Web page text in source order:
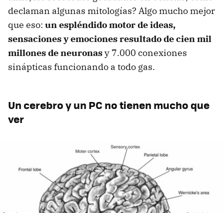
declaman algunas mitologías? Algo mucho mejor
que eso: un espléndido motor de ideas,
sensaciones y emociones resultado de cien mil
millones de neuronasy 7.000 conexiones
sinápticas funcionando a todo gas.
Un cerebro y un PC no tienen mucho que
ver